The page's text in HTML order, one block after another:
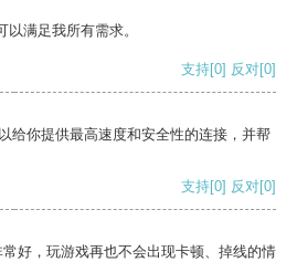
满足我所有需求。
支持[0] 反对[0]
给你提供最高速度和安全性的连接，并帮
支持[0] 反对[0]
好，玩游戏再也不会出现卡顿、掉线的情